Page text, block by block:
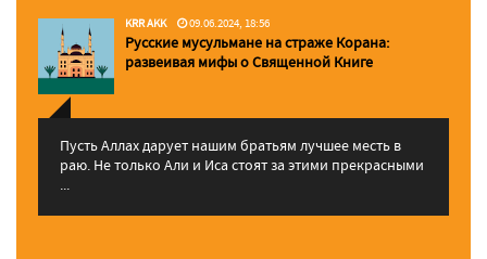
KRR AKK 09.06.2024, 18:56
Русские мусульмане на страже Корана:
pазвеивая мифы о Священной Книге
Пусть Аллах дарует нашим братьям лучшее месть в
раю. Не только Али и Иса стоят за этими прекрасными
...